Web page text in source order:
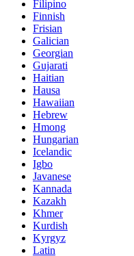
Filipino
Finnish
Frisian
Galician
Georgian
Gujarati
Haitian
Hausa
Hawaiian
Hebrew
Hmong
Hungarian
Icelandic
Igbo
Javanese
Kannada
Kazakh
Khmer
Kurdish
Kyrgyz
Latin